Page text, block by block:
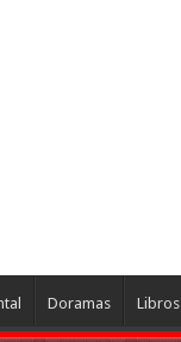
Doramas Libros